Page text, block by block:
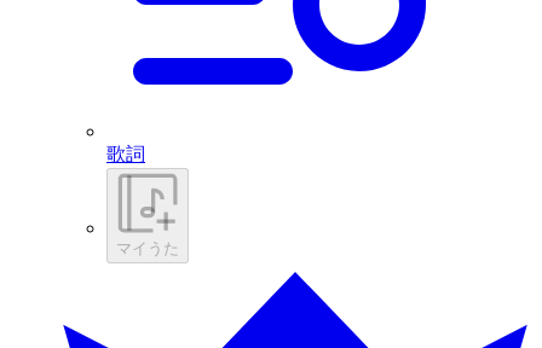
歌詞
マイうた